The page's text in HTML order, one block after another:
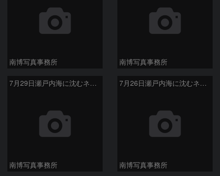
南博写真事務所 南博写真事務所
7月29日瀬戸内海に沈むネオワイズ彗星
南博写真事務所
7月26日瀬戸内海に沈むネオワイズ彗星
南博写真事務所